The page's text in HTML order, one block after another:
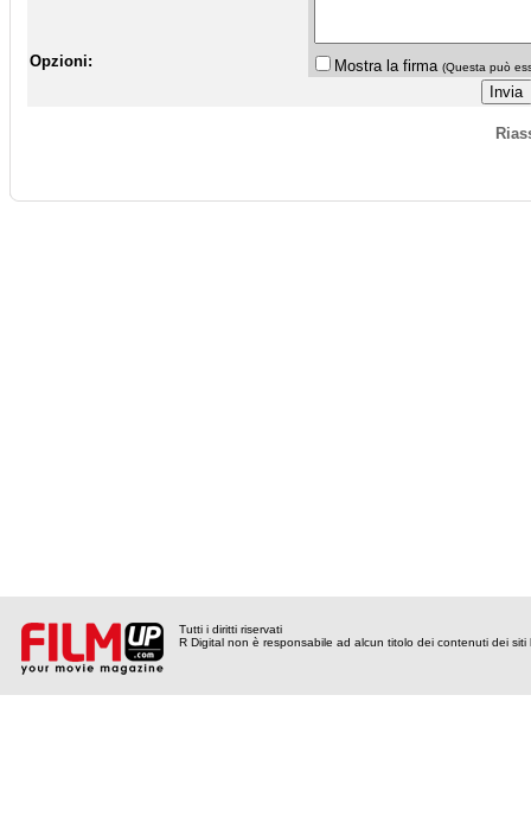
Opzioni: Mostra la firma (Questa può
Tutti i diritti riservati
R Digital non è responsabile ad alcun titolo dei contenuti dei siti